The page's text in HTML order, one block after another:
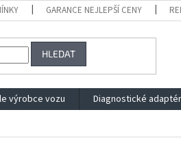
GARANCE NEJLEPŠÍ CENY
HLEDAT
výrobce vozu Diagnostické